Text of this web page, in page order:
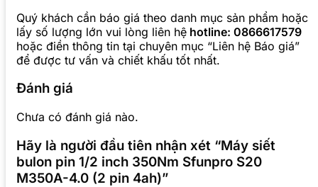
Quý khách cần báo giá theo danh mục sản phẩm hoặc
lấy số lượng lớn vui lòng liên hệ hotline: 0866617579
hoặc điền thông tin tại chuyên mục “Liên hệ Báo giá”
để được tư vấn và chiết khấu tốt nhất.
Đánh giá
Chưa có đánh giá nào.
Hãy là người đầu tiên nhận xét “Máy siết
bulon pin 1/2 inch 350Nm Sfunpro S20
M350A-4.0 (2 pin 4ah)”